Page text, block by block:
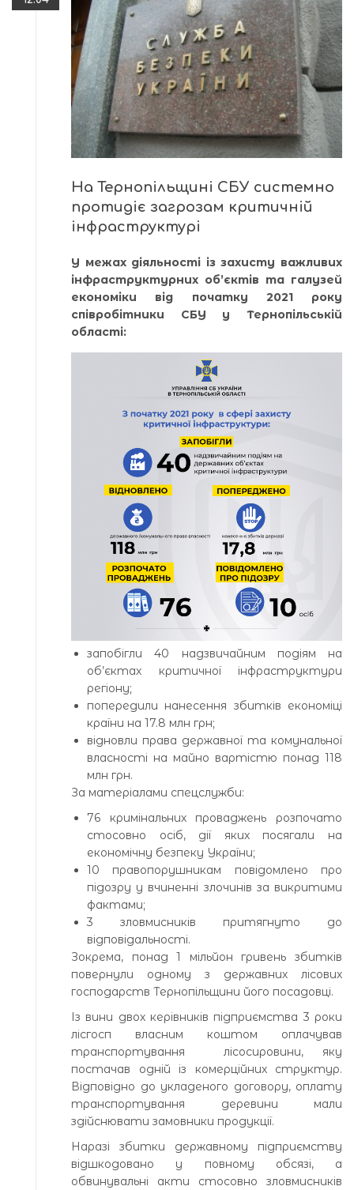
На Тернопільщині СБУ системно
протидіє загрозам критичній
інфраструктурі
У межах діяльності із захисту важливих
інфраструктурних об’єктів та галузей
економіки від початку 2021 року
співробітники СБУ у Тернопільській
області:
запобігли 40 надзвичайним подіям на
об’єктах критичної інфраструктури
регіону;
попередили нанесення збитків економіці
країни на 17.8 млн грн;
відновли права державної та комунальної
власності на майно вартістю понад 118
млн грн.
За матеріалами спецслужби:
76 кримінальних проваджень розпочато
стосовно осіб, дії яких посягали на
економічну безпеку України;
10 правопорушникам повідомлено про
підозру у вчиненні злочинів за викритими
фактами;
3 зловмисників притягнуто до
відповідальності.
Зокрема, понад 1 мільйон гривень збитків
повернули одному з державних лісових
господарств Тернопільщини його посадовці.
Із вини двох керівників підприємства 3 роки
лісгосп власним коштом оплачував
транспортування лісосировини, яку
постачав одній із комерційних структур.
Відповідно до укладеного договору, оплату
транспортування деревини мали
здійснювати замовники продукції.
Наразі збитки державному підприємству
відшкодовано у повному обсязі, а
обвинувальні акти стосовно зловмисників